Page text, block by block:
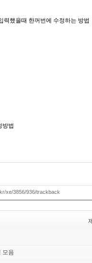
했을때 한꺼번에 수정하는 방법
방법
xe/3856/936/trackback
모음